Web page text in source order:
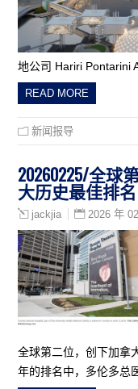
地公司 Hariri Pontarini
READ MORE
新闻报导
20260225/全球
大历史最佳排名
jackjia 2026 年
全球第二位，创下加拿
年的排名中，多伦多总